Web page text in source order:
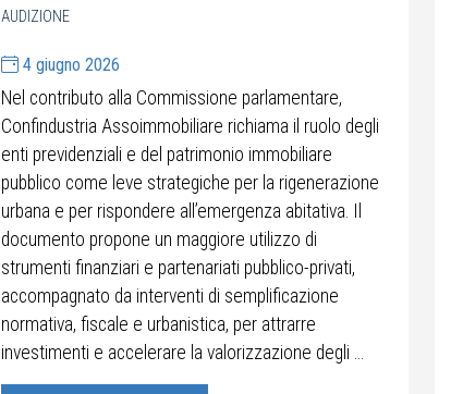
AUDIZIONE
4 giugno 2026
Nel contributo alla Commissione parlamentare,
Confindustria Assoimmobiliare richiama il ruolo degli
enti previdenziali e del patrimonio immobiliare
pubblico come leve strategiche per la rigenerazione
urbana e per rispondere all’emergenza abitativa. Il
documento propone un maggiore utilizzo di
strumenti finanziari e partenariati pubblico-privati,
accompagnato da interventi di semplificazione
normativa, fiscale e urbanistica, per attrarre
investimenti e accelerare la valorizzazione degli ...